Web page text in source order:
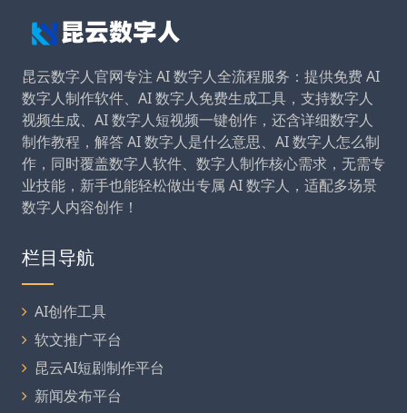
昆云数字人官网专注 AI 数字人全流程服务：提供免费 AI
数字人制作软件、AI 数字人免费生成工具，支持数字人
视频生成、AI 数字人短视频一键创作，还含详细数字人
制作教程，解答 AI 数字人是什么意思、AI 数字人怎么制
作，同时覆盖数字人软件、数字人制作核心需求，无需专
业技能，新手也能轻松做出专属 AI 数字人，适配多场景
数字人内容创作！
栏目导航
AI创作工具
软文推广平台
昆云AI短剧制作平台
新闻发布平台